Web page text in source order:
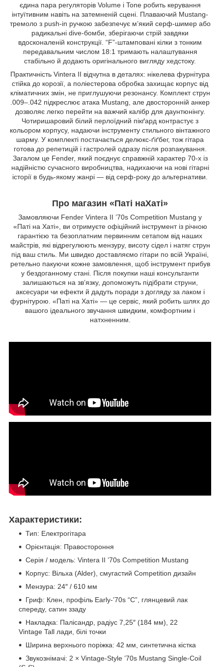
єдина пара регуляторів Volume і Tone робить керування
інтуїтивним навіть на затемненій сцені. Плаваючий Mustang-
тремоло з push-in ручкою забезпечує м’який серф-шимер або
радикальні dive-бомби, зберігаючи стрій завдяки
вдосконаленій конструкції. “F”-штамповані кілки з тонким
передавальним числом 18:1 тримають налаштування
стабільно й додають оригінального вигляду хедстоку.
Практичність Vintera II відчутна в деталях: нікелева фурнітура
стійка до корозії, а поліестерова обробка захищає корпус від
кліматичних змін, не приглушуючи резонансу. Комплект струн
.009–.042 підкреслює атака Mustang, але двосторонній анкер
дозволяє легко перейти на важчий калібр для даунтюнінгу.
Чотиришаровий білий перлоїдний пікґард контрастує з
кольором корпусу, надаючи інструменту стильного вінтажного
шарму. У комплекті постачається делюкс-ґіґбег, тож гітара
готова до репетицій і гастролей одразу після розпакування.
Загалом це Fender, який поєднує справжній характер 70-х із
надійністю сучасного виробництва, надихаючи на нові гітарні
історії в будь-якому жанрі — від серф-року до альтернативи.
Про магазин «Паті наХаті»
Замовляючи Fender Vintera II ’70s Competition Mustang у
«Паті на Хаті», ви отримуєте офіційний інструмент із річною
гарантією та безоплатним первинним сетапом від наших
майстрів, які відрегулюють мензуру, висоту сідел і натяг струн
під ваш стиль. Ми швидко доставляємо гітари по всій Україні,
ретельно пакуючи кожне замовлення, щоб інструмент прибув
у бездоганному стані. Після покупки наші консультанти
залишаються на зв’язку, допоможуть підібрати струни,
аксесуари чи ефекти й дадуть поради з догляду за лаком і
фурнітурою. «Паті на Хаті» — це сервіс, який робить шлях до
вашого ідеального звучання швидким, комфортним і
натхненним.
Характеристики:
Тип: Електрогітара
Орієнтація: Правостороння
Серія / модель: Vintera II ’70s Competition Mustang
Корпус: Вільха (Alder), смугастий Competition дизайн
Мензура: 24″ / 610 мм
Гриф: Клен, профіль Early-’70s “C”, глянцевий лак
спереду, сатин ззаду
Накладка: Палісандр, радіус 7,25″ (184 мм), 22
Vintage Tall лади, білі точки
Ширина верхнього поріжка: 42 мм, синтетична кістка
Звукознімачі: 2 × Vintage-Style ’70s Mustang Single-Coil